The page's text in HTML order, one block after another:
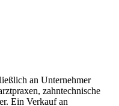
an Unternehmer
zahntechnische
Ein Verkauf an